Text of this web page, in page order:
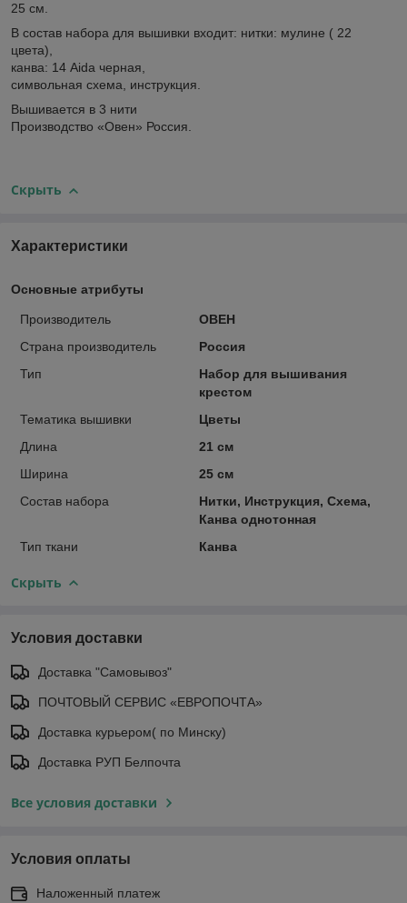
25 см.
В состав набора для вышивки входит: нитки: мулине ( 22
цвета),
канва: 14 Aida черная,
символьная схема, инструкция.
Вышивается в 3 нити
Производство «Овен» Россия.
Скрыть
Характеристики
Основные атрибуты
Производитель
ОВЕН
Страна производитель
Россия
Тип
Набор для вышивания
крестом
Тематика вышивки
Цветы
Длина
21 см
Ширина
25 см
Состав набора
Нитки, Инструкция, Схема,
Канва однотонная
Тип ткани
Канва
Скрыть
Условия доставки
Доставка "Самовывоз"
ПОЧТОВЫЙ СЕРВИС «ЕВРОПОЧТА»
Доставка курьером( по Минску)
Доставка РУП Белпочта
Все условия доставки
Условия оплаты
Наложенный платеж